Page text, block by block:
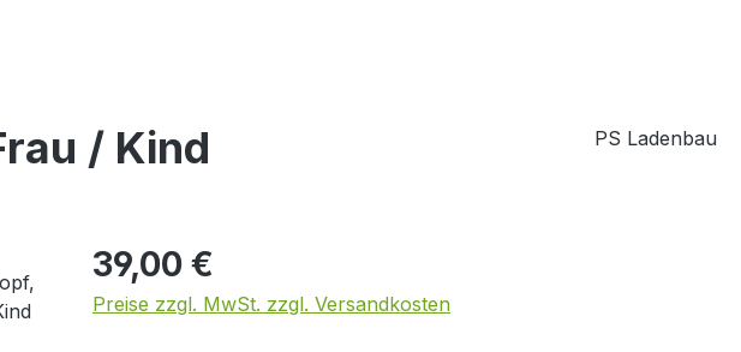
/ Kind PS Ladenbau
Regulärer Preis:
39,00 €
Preise zzgl. MwSt. zzgl. Versandkosten